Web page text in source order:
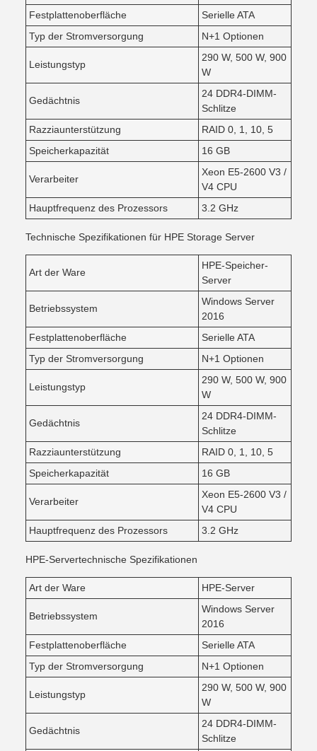
Festplattenoberfläche
Serielle ATA
Typ der Stromversorgung
N+1 Optionen
Leistungstyp
290 W, 500 W, 900
W
Gedächtnis
24 DDR4-DIMM-
Schlitze
Razziaunterstützung
RAID 0, 1, 10, 5
Speicherkapazität
16 GB
Verarbeiter
Xeon E5-2600 V3 /
V4 CPU
Hauptfrequenz des Prozessors
3.2 GHz
Technische Spezifikationen für HPE Storage Server
Art der Ware
HPE-Speicher-
Server
Betriebssystem
Windows Server
2016
Festplattenoberfläche
Serielle ATA
Typ der Stromversorgung
N+1 Optionen
Leistungstyp
290 W, 500 W, 900
W
Gedächtnis
24 DDR4-DIMM-
Schlitze
Razziaunterstützung
RAID 0, 1, 10, 5
Speicherkapazität
16 GB
Verarbeiter
Xeon E5-2600 V3 /
V4 CPU
Hauptfrequenz des Prozessors
3.2 GHz
HPE-Servertechnische Spezifikationen
Art der Ware HPE-Server
Betriebssystem
Windows Server
2016
Festplattenoberfläche
Serielle ATA
Typ der Stromversorgung
N+1 Optionen
Leistungstyp
290 W, 500 W, 900
W
Gedächtnis
24 DDR4-DIMM-
Schlitze